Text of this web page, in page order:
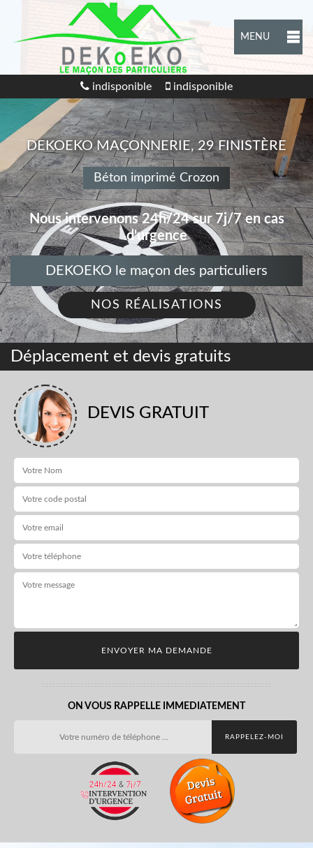
MENU
indisponible indisponible
DEKOEKO MAÇONNERIE, 29 FINISTÈRE
Béton imprimé Crozon
Nous intervenons 24h/24 sur 7j/7 en cas
d'urgence
DEKOEKO le maçon des particuliers
NOS RÉALISATIONS
Déplacement et devis gratuits
DEVIS GRATUIT
ON VOUS RAPPELLE IMMEDIATEMENT